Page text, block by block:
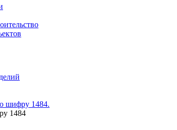
шифру 1484.
1484